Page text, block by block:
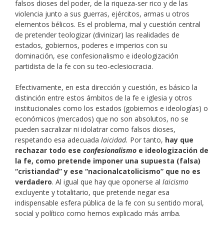
falsos dioses del poder, de la riqueza-ser rico y de las
violencia junto a sus guerras, ejércitos, armas u otros
elementos bélicos. Es el problema, mal y cuestión central
de pretender teologizar (divinizar) las realidades de
estados, gobiernos, poderes e imperios con su
dominación, ese confesionalismo e ideologización
partidista de la fe con su teo-eclesiocracia.
Efectivamente, en esta dirección y cuestión, es básico la
distinción entre estos ámbitos de la fe e iglesia y otros
institucionales como los estados (gobiernos e ideologías) o
económicos (mercados) que no son absolutos, no se
pueden sacralizar ni idolatrar como falsos dioses,
respetando esa adecuada laicidad. Por tanto, hay que
rechazar todo ese confesionalismo e ideologización de
la fe, como pretende imponer una supuesta (falsa)
“cristiandad” y ese “nacionalcatolicismo” que no es
verdadero. Al igual que hay que oponerse al laicismo
excluyente y totalitario, que pretende negar esa
indispensable esfera pública de la fe con su sentido moral,
social y político como hemos explicado más arriba.